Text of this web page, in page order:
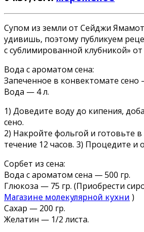
Супом из земли от Сейджи
удивишь, поэтому публикуем
с сублимированной клубникой»
Вода с ароматом сена:
Запеченное в конвектомате сено
Вода — 4 л.
1) Доведите воду до кипения,
сено.
2) Накройте фольгой и готовьте
течение 12 часов. 3) Процедите и
Сорбет из сена:
Вода с ароматом сена — 500 гр.
Глюкоза — 75 гр. (Приобрести
Магазине молекулярной кухни )
Сахар — 200 гр.
Желатин — 1/2 листа.